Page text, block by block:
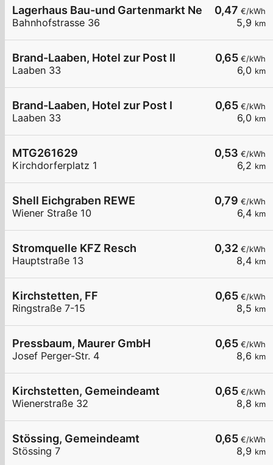
0,47 €/kWh
5,9 km
Lagerhaus Bau-und Gartenmarkt Neulengbach
Bahnhofstrasse 36
0,65 €/kWh
6,0 km
Brand-Laaben, Hotel zur Post II
Laaben 33
0,65 €/kWh
6,0 km
Brand-Laaben, Hotel zur Post I
Laaben 33
0,53 €/kWh
6,2 km
MTG261629
Kirchdorferplatz 1
0,79 €/kWh
6,4 km
Shell Eichgraben REWE
Wiener Straße 10
0,32 €/kWh
8,4 km
Stromquelle KFZ Resch
Hauptstraße 13
0,65 €/kWh
8,5 km
Kirchstetten, FF
Ringstraße 7-15
0,65 €/kWh
8,6 km
Pressbaum, Maurer GmbH
Josef Perger-Str. 4
0,65 €/kWh
8,8 km
Kirchstetten, Gemeindeamt
Wienerstraße 32
0,65 €/kWh
8,9 km
Stössing, Gemeindeamt
Stössing 7